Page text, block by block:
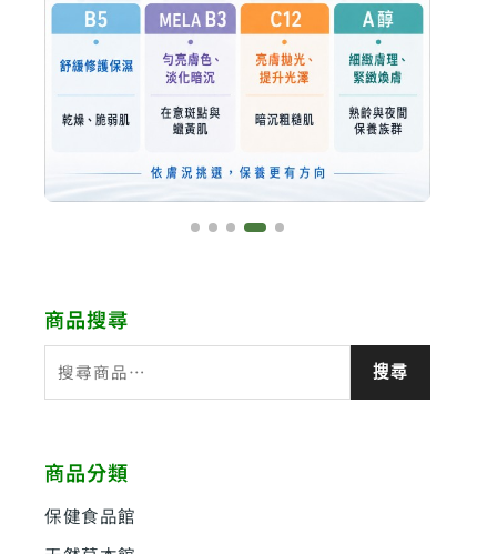
商品搜尋
尋
字
:
搜尋
商品分類
保健食品館